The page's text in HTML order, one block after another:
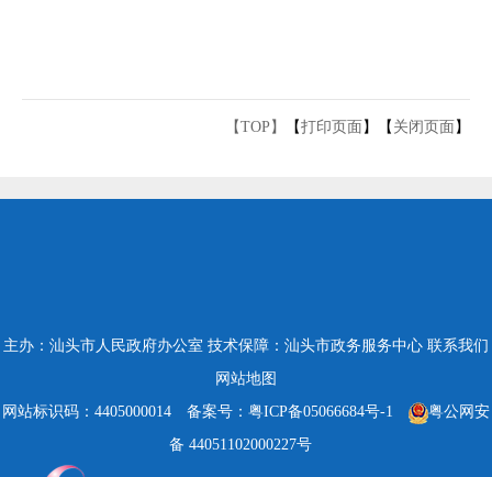
【TOP】 【打印页面 】【 关闭页面 】
主办：汕头市人民政府办公室 技术保障：汕头市政务服务中心 联系我们
网站地图
网站标识码：4405000014
备案号：粤ICP备05066684号-1
粤公网安
备 44051102000227号